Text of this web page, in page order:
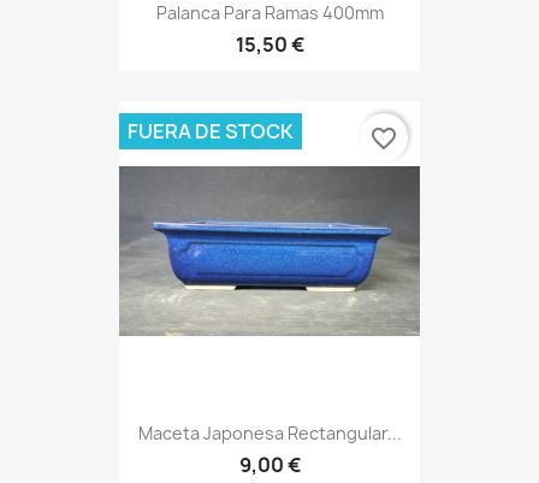
Palanca Para Ramas 400mm
15,50 €
Maceta Japonesa Rectangular...
9,00 €
FUERA DE STOCK favorite_border